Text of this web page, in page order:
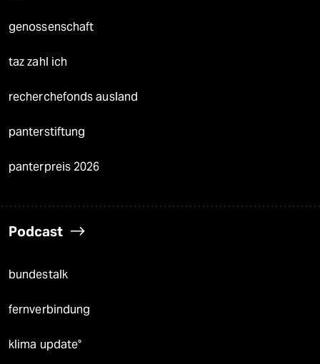
genossenschaft
taz zahl ich
recherchefonds ausland
panterstiftung
panterpreis 2026
Podcast
bundestalk
fernverbindung
klima update°